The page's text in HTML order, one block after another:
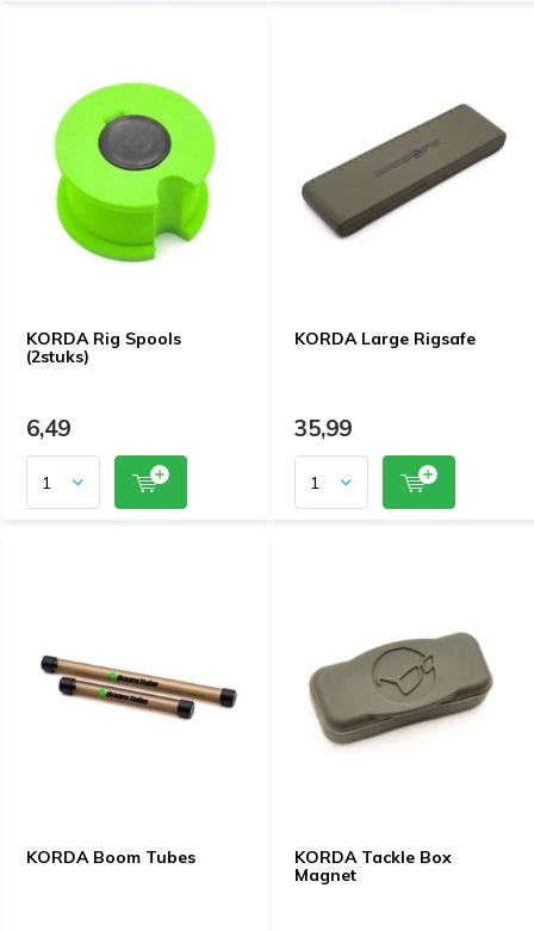
KORDA Rig Spools
(2stuks)
6,49
KORDA Large Rigsafe
35,99
KORDA Boom Tubes
KORDA Tackle Box
Magnet